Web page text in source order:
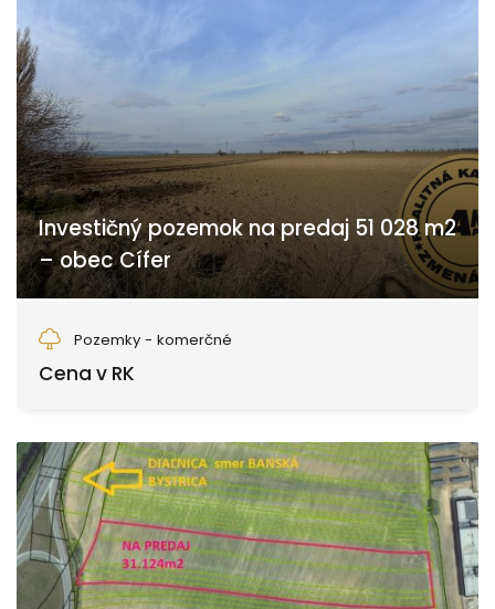
Investičný pozemok na predaj 51 028 m2
– obec Cífer
Pozemky - komerčné
Cena v RK